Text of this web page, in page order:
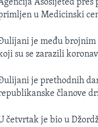
Asošijeted
u Medicinski
je među brojnim
su se zarazili
je prethodnih
članove
četvrtak je bio u